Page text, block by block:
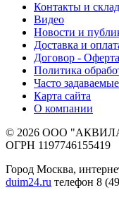
Контакты и
Видео
Новости и
Доставка и
Договор - Оферта
Политика
Часто
Карта сайта
О компании
© 2026 ООО
ОГРН 1197746155419
Город Москва,
duim24.ru телефон 8